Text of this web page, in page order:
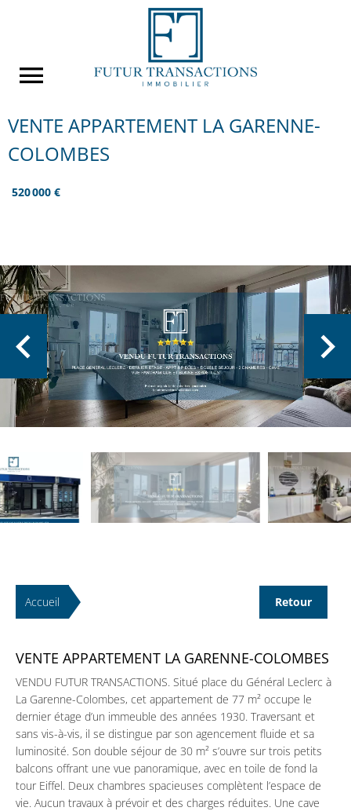
VENTE APPARTEMENT LA GARENNE-
COLOMBES
520 000 €
Accueil Retour
VENTE APPARTEMENT LA GARENNE-COLOMBES
VENDU FUTUR TRANSACTIONS. Situé place du Général Leclerc à
La Garenne-Colombes, cet appartement de 77 m² occupe le
dernier étage d’un immeuble des années 1930. Traversant et
sans vis-à-vis, il se distingue par son agencement fluide et sa
luminosité. Son double séjour de 30 m² s’ouvre sur trois petits
balcons offrant une vue panoramique, avec en toile de fond la
tour Eiffel. Deux chambres spacieuses complètent l’espace de
vie. Aucun travaux à prévoir et des charges réduites. Une cave